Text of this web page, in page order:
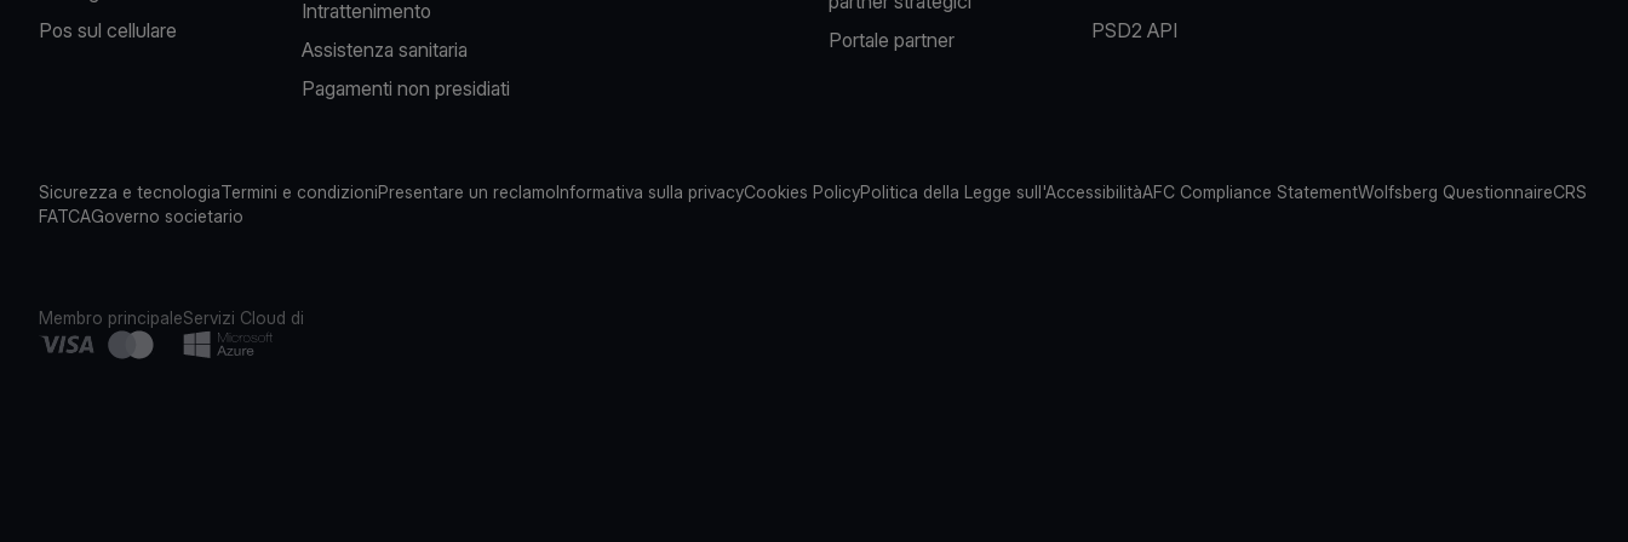
Pos sul cellulare
Intrattenimento
Assistenza sanitaria
Pagamenti non presidiati
Portale partner
PSD2 API
Sicurezza e tecnologiaTermini e condizioniPresentare un reclamoInformativa sulla privacyCookies PolicyPolitica della Legge sull'AccessibilitàAFC Compliance StatementWolfsberg QuestionnaireCRS
FATCAGoverno societario
Membro principaleServizi Cloud di